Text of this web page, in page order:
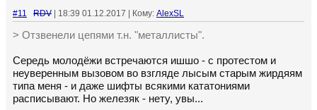
#11 RDV | 18:39 01.12.2017 | Кому: AlexSL
> Отзвенели цепями т.н. "металлисты".
Середь молодёжи встречаются ишшо - с протестом и
неуверенным вызовом во взгляде лысым старым жирдяям
типа меня - и даже шифты всякими кататониями
расписывают. Но железяк - нету, увы...